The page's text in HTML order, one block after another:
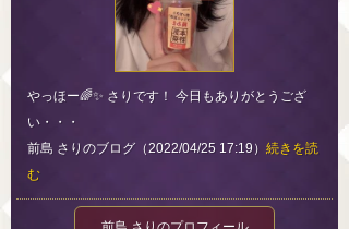
やっほー🌈✨ さりです！ 今日もありがとうござ
い・・・
前島 さりのブログ（2022/04/25 17:19） 続きを読
む